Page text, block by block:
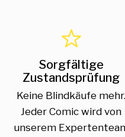
Sorgfältige
Zustandsprüfung
Keine Blindkäufe mehr.
Jeder Comic wird von
unserem